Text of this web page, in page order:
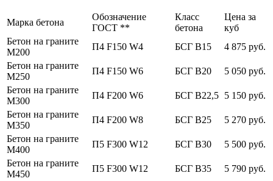
Марка бетона
Обозначение
ГОСТ **
Класс
бетона
Цена за
куб
Бетон на граните
М200
П4 F150 W4 БСГ В15
4 875 руб.
Бетон на граните
М250
П4 F150 W6 БСГ В20
5 050 руб.
Бетон на граните
М300
П4 F200 W6 БСГ В22,5 5 150 руб.
Бетон на граните
М350
П4 F200 W8 БСГ В25
5 270 руб.
Бетон на граните
М400
П5 F300 W12 БСГ В30
5 500 руб.
Бетон на граните
М450
П5 F300 W12 БСГ В35
5 790 руб.